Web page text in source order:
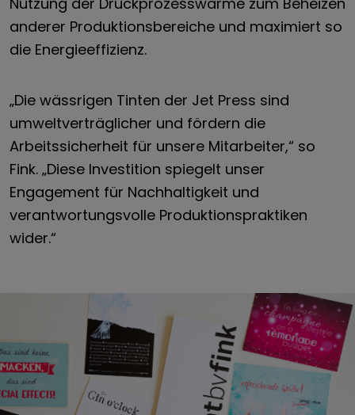
anderer Produktionsbereiche und maximiert so
die Energieeffizienz.
„Die wässrigen Tinten der Jet Press sind
umweltverträglicher und fördern die
Arbeitssicherheit für unsere Mitarbeiter,“ so
Fink. „Diese Investition spiegelt unser
Engagement für Nachhaltigkeit und
verantwortungsvolle Produktionspraktiken
wider.“